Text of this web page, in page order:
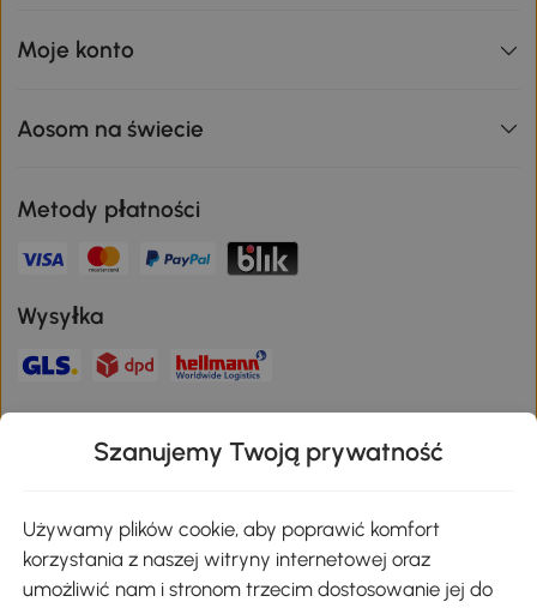
Moje konto
Aosom na świecie
Metody płatności
Wysyłka
Pobierz aplikację Aosom
Google Play
Szanujemy Twoją prywatność
Używamy plików cookie, aby poprawić komfort
korzystania z naszej witryny internetowej oraz
umożliwić nam i stronom trzecim dostosowanie jej do